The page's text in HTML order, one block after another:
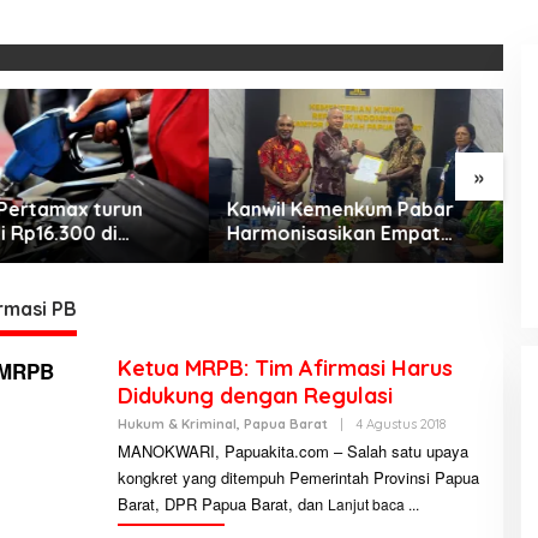
»
turun
Rp16.300 di
Papua Maluku
Kanwil Kemenkum Pabar
Harmonisasikan Empat
Ranperda Kabupaten Teluk
PB
Ketua MRPB: Tim Afirmasi Harus
Didukung dengan Regulasi
Hukum & Kriminal, Papua Barat 4 Agustus 2018O
E
H
R
MANOKWARI, Papuakita.com – Salah satu upaya
kongkret yang ditempuh Pemerintah Provinsi Papua
Barat, DPR Papua Barat, dan Lanjut baca
KEMARAU, ANTARA SUNNATULLAH
DAN MUHASABAH
Di Religi | 7 Agustus 2026